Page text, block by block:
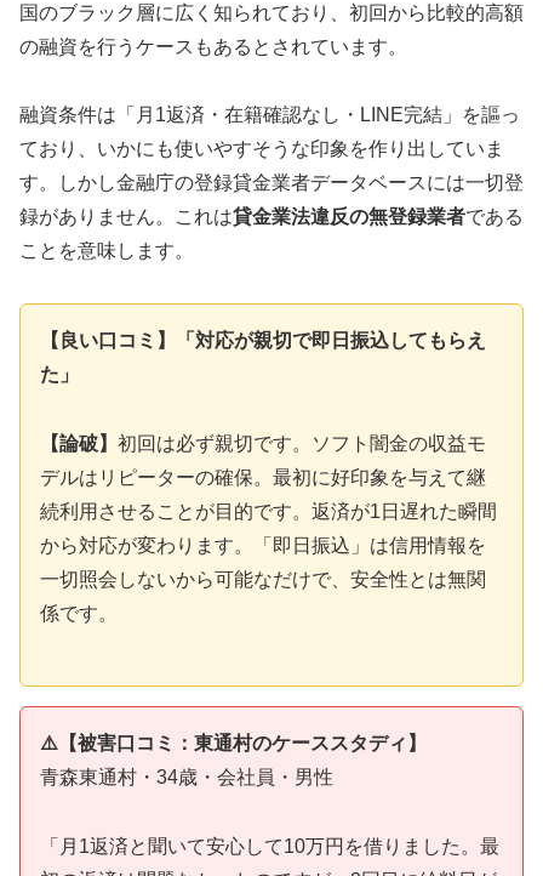
国のブラック層に広く知られており、初回から比較的高額
の融資を行うケースもあるとされています。
融資条件は「月1返済・在籍確認なし・LINE完結」を謳っ
ており、いかにも使いやすそうな印象を作り出していま
す。しかし金融庁の登録貸金業者データベースには一切登
録がありません。これは貸金業法違反の無登録業者である
ことを意味します。
【良い口コミ】「対応が親切で即日振込してもらえ
た」
【論破】 初回は必ず親切です。ソフト闇金の収益モ
デルはリピーターの確保。最初に好印象を与えて継
続利用させることが目的です。返済が1日遅れた瞬間
から対応が変わります。「即日振込」は信用情報を
一切照会しないから可能なだけで、安全性とは無関
係です。
⚠️【被害口コミ：東通村のケーススタディ】
青森東通村・34歳・会社員・男性
「月1返済と聞いて安心して10万円を借りました。最